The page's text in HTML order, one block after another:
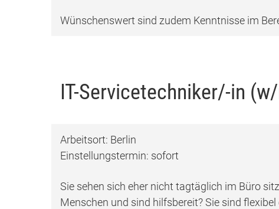
Wünschenswert sind zudem Kenntnisse im
IT-Servicetechniker/-in
Arbeitsort: Berlin
Einstellungstermin: sofort
Sie sehen sich eher nicht tagtäglich im Büro
Menschen und sind hilfsbereit? Sie sind